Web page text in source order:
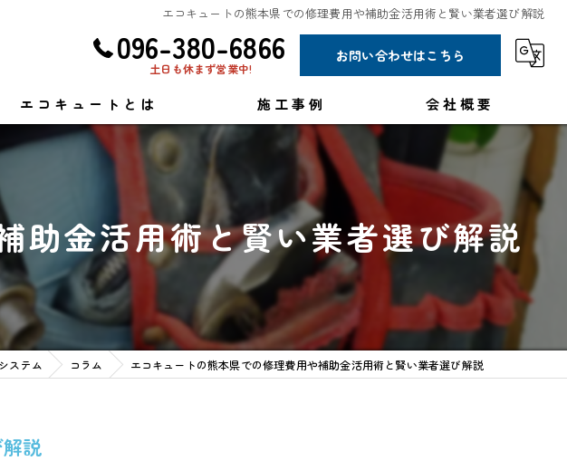
エコキュートの熊本県での修理費用や補助金活用術と賢い業者選び解説
096-380-6866
土日も休まず営業中!
お問い合わせはこちら
エコキュートとは 施工事例 会社概要
コラム
助金活用術と賢い業者選び解説
ステム コラム エコキュートの熊本県での修理費用や補助金活用術と賢い業者選び解説
説